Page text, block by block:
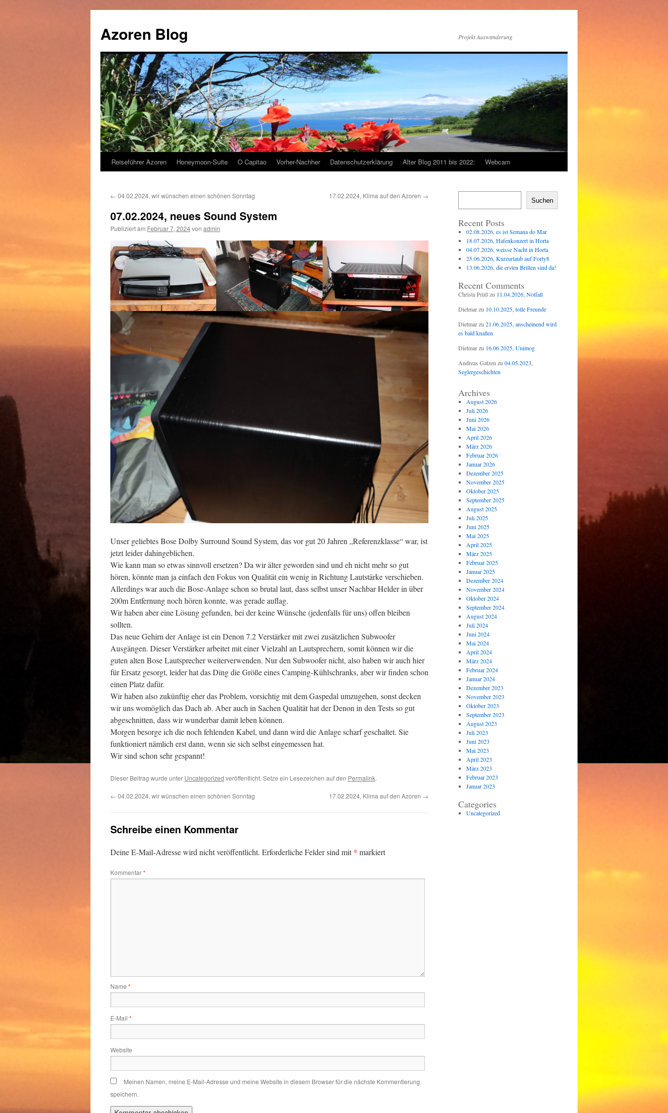
springen
Azoren Blog Projekt Auswanderung
Reiseführer Azoren Honeymoon-Suite O Capitao Vorher-Nachher Datenschutzerklärung Alter Blog 2011 bis 2022: Webcam
← 04.02.2024, wir wünschen einen schönen Sonntag 17.02.2024, Klima auf den Azoren →
07.02.2024, neues Sound System
Publiziert am Februar 7, 2024von admin
Unser geliebtes Bose Dolby Surround Sound System, das vor gut 20 Jahren „Referenzklasse“ war, ist
jetzt leider dahingeblichen.
Wie kann man so etwas sinnvoll ersetzen? Da wir älter geworden sind und eh nicht mehr so gut
hören, könnte man ja einfach den Fokus von Qualität ein wenig in Richtung Lautstärke verschieben.
Allerdings war auch die Bose-Anlage schon so brutal laut, dass selbst unser Nachbar Helder in über
200m Entfernung noch hören konnte, was gerade auflag.
Wir haben aber eine Lösung gefunden, bei der keine Wünsche (jedenfalls für uns) offen bleiben
sollten.
Das neue Gehirn der Anlage ist ein Denon 7.2 Verstärker mit zwei zusätzlichen Subwoofer
Ausgängen. Dieser Verstärker arbeitet mit einer Vielzahl an Lautsprechern, somit können wir die
guten alten Bose Lautsprecher weiterverwenden. Nur den Subwoofer nicht, also haben wir auch hier
für Ersatz gesorgt, leider hat das Ding die Größe eines Camping-Kühlschranks, aber wir finden schon
einen Platz dafür.
Wir haben also zukünftig eher das Problem, vorsichtig mit dem Gaspedal umzugehen, sonst decken
wir uns womöglich das Dach ab. Aber auch in Sachen Qualität hat der Denon in den Tests so gut
abgeschnitten, dass wir wunderbar damit leben können.
Morgen besorge ich die noch fehlenden Kabel, und dann wird die Anlage scharf geschaltet. Sie
funktioniert nämlich erst dann, wenn sie sich selbst eingemessen hat.
Wir sind schon sehr gespannt!
Dieser Beitrag wurde unter Uncategorized veröffentlicht. Setze ein Lesezeichen auf den Permalink.
← 04.02.2024, wir wünschen einen schönen Sonntag 17.02.2024, Klima auf den Azoren →
Schreibe einen Kommentar
Deine E-Mail-Adresse wird nicht veröffentlicht. Erforderliche Felder sind mit* markiert
Kommentar*
Name *
E-Mail *
Website
Meinen Namen, meine E-Mail-Adresse und meine Website in diesem Browser für die nächste Kommentierung
speichern.
Suchen
Recent Posts
02.08.2026, es ist Semana do Mar
18.07.2026, Hafenkonzert in Horta
04.07.2026, weisse Nacht in Horta
25.06.2026, Kurzurlaub auf Forty8
13.06.2026, die ersten Brillen sind da!
Recent Comments
Christa Prüßzu 11.04.2026, Notfall
Dietmarzu 10.10.2025, tolle Freunde
Dietmarzu 21.06.2025, anscheinend wird
es bald knallen
Dietmarzu 16.06.2025, Unimog
Andreas Gatzen zu 04.05.2023,
Seglergeschichten
Archives
August 2026
Juli 2026
Juni 2026
Mai 2026
April 2026
März 2026
Februar 2026
Januar 2026
Dezember 2025
November 2025
Oktober 2025
September 2025
August 2025
Juli 2025
Juni 2025
Mai 2025
April 2025
März 2025
Februar 2025
Januar 2025
Dezember 2024
November 2024
Oktober 2024
September 2024
August 2024
Juli 2024
Juni 2024
Mai 2024
April 2024
März 2024
Februar 2024
Januar 2024
Dezember 2023
November 2023
Oktober 2023
September 2023
August 2023
Juli 2023
Juni 2023
Mai 2023
April 2023
März 2023
Februar 2023
Januar 2023
Categories
Uncategorized